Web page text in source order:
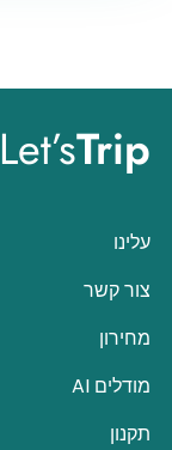
Let’sTrip
עלינו
צור קשר
מחירון
מודלים AI
תקנון